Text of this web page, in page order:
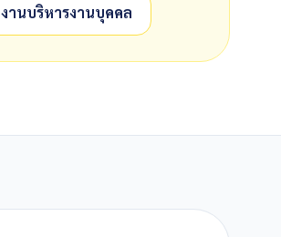
งานบริหารงานบุคคล